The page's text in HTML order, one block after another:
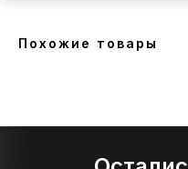
Похожие товары